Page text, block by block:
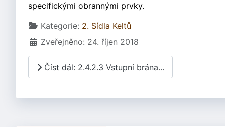
specifickými obrannými prvky.
Základní údaje
Kategorie: 2. Sídla Keltů
Zveřejněno: 24. říjen 2018
Číst dál: 2.4.2.3 Vstupní brána...